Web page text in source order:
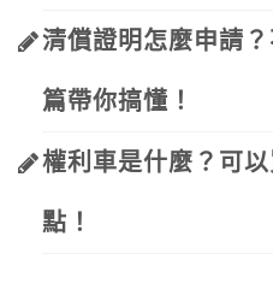
清償證明怎麼申請
篇帶你搞懂！
權利車是什麼？可
點！